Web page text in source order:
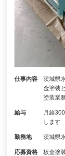
仕事内容
茨城県
金塗装
塗装業
給与
月給
します
勤務地 茨城県
応募資格
板金塗